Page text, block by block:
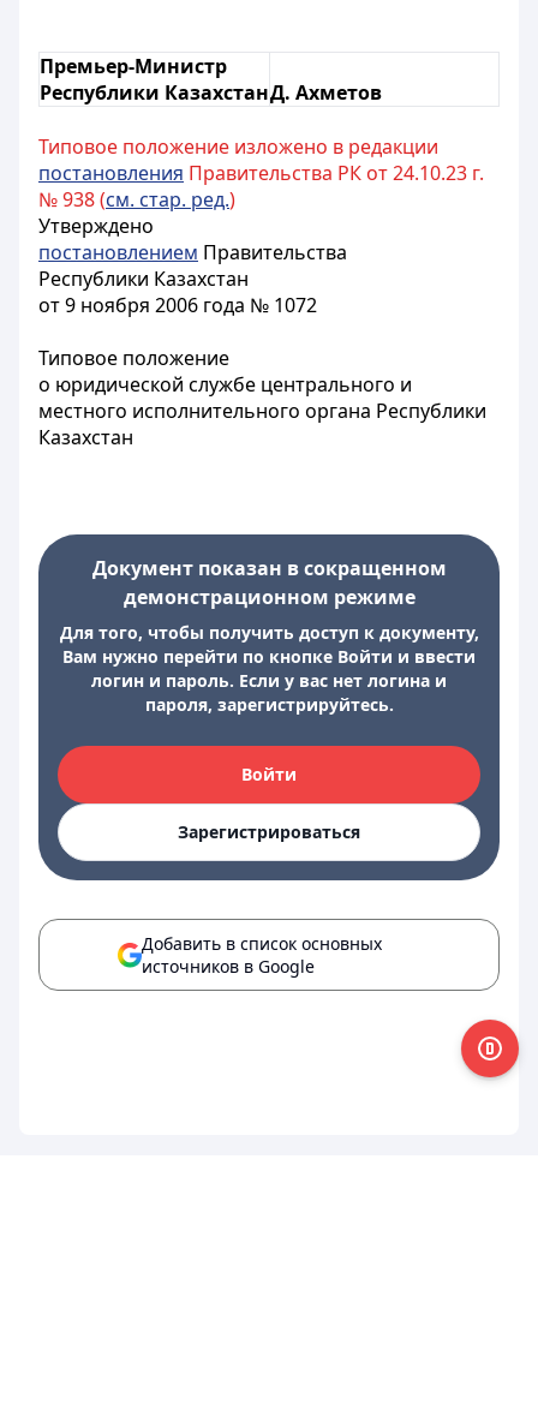
Премьер-Министр
Республики КазахстанД. Ахметов
Типовое положение изложено в редакции
постановления Правительства РК от 24.10.23 г.
№ 938 (см. стар. ред.)
Утверждено
постановлением Правительства
Республики Казахстан
от 9 ноября 2006 года № 1072
Типовое положение
о юридической службе центрального и
местного исполнительного органа Республики
Казахстан
Документ показан в сокращенном
демонстрационном режиме
Для того, чтобы получить доступ к документу,
Вам нужно перейти по кнопке Войти и ввести
логин и пароль. Если у вас нет логина и
пароля, зарегистрируйтесь.
Войти
Зарегистрироваться
Добавить в список основных
источников в Google